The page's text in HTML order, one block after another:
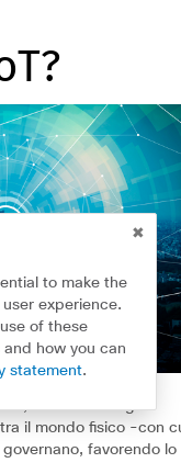
to make the
experience.
of these
and how you can
statement.
reti e tecnologie
il mondo fisico -con
favorendo lo